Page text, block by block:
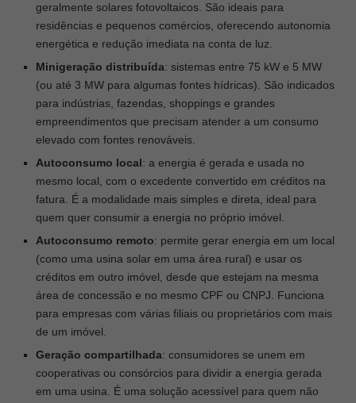
geralmente solares fotovoltaicos. São ideais para
residências e pequenos comércios, oferecendo autonomia
energética e redução imediata na conta de luz.
Minigeração distribuída: sistemas entre 75 kW e 5 MW
(ou até 3 MW para algumas fontes hídricas). São indicados
para indústrias, fazendas, shoppings e grandes
empreendimentos que precisam atender a um consumo
elevado com fontes renováveis.
Autoconsumo local: a energia é gerada e usada no
mesmo local, com o excedente convertido em créditos na
fatura. É a modalidade mais simples e direta, ideal para
quem quer consumir a energia no próprio imóvel.
Autoconsumo remoto: permite gerar energia em um local
(como uma usina solar em uma área rural) e usar os
créditos em outro imóvel, desde que estejam na mesma
área de concessão e no mesmo CPF ou CNPJ. Funciona
para empresas com várias filiais ou proprietários com mais
de um imóvel.
Geração compartilhada: consumidores se unem em
cooperativas ou consórcios para dividir a energia gerada
em uma usina. É uma solução acessível para quem não